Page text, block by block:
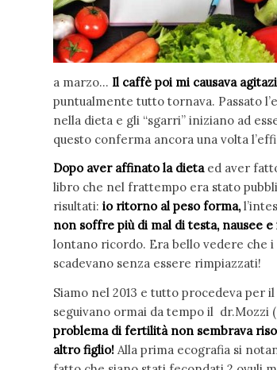
a marzo… Il caffè poi mi causava
puntualmente tutto tornava. Passato
nella dieta e gli “sgarri” iniziano ad
questo conferma ancora una volta
Dopo aver affinato la dietaed aver
libro che nel frattempo era stato
risultati: io ritorno al peso forma,
non soffre più di mal di testa, nausee
lontano ricordo. Era bello vedere che i
scadevano senza essere rimpiazzati!
Siamo nel 2013 e tutto procedeva per
seguivano ormai da tempo il dr.Mozzi
problema di fertilità non sembrava
altro figlio! Alla prima ecografia si